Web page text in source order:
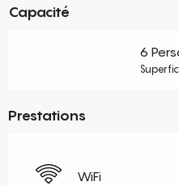
Capacité
6
Prestations
WiFi